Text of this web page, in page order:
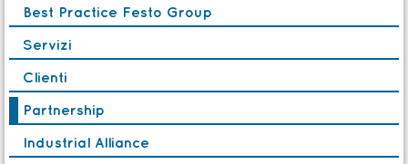
Best Practice Festo Group
Servizi
Clienti
Partnership
Industrial Alliance